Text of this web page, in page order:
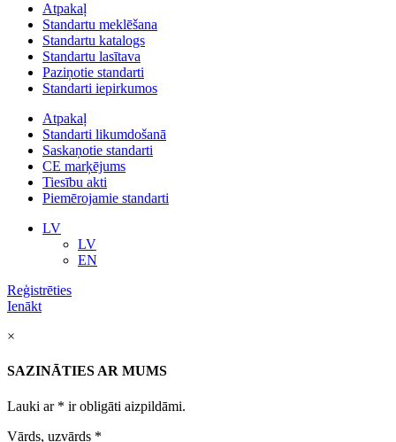
Atpakaļ
Standartu meklēšana
Standartu katalogs
Standartu lasītava
Paziņotie standarti
Standarti iepirkumos
Atpakaļ
Standarti likumdošanā
Saskaņotie standarti
CE marķējums
Tiesību akti
Piemērojamie standarti
LV
LV
EN
Reģistrēties
Ienākt
×
SAZINĀTIES AR MUMS
Lauki ar * ir obligāti aizpildāmi.
Vārds, uzvārds *